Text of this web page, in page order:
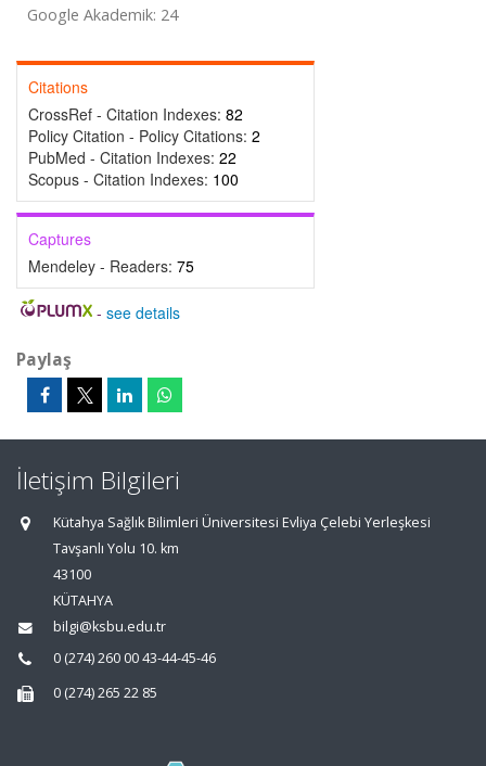
Google Akademik: 24
Citations
CrossRef - Citation Indexes: 82
Policy Citation - Policy Citations: 2
PubMed - Citation Indexes: 22
Scopus - Citation Indexes: 100
Captures
Mendeley - Readers: 75
- see details
Paylaş
İletişim Bilgileri
Kütahya Sağlık Bilimleri Üniversitesi Evliya Çelebi Yerleşkesi
Tavşanlı Yolu 10. km
43100
KÜTAHYA
bilgi@ksbu.edu.tr
0 (274) 260 00 43-44-45-46
0 (274) 265 22 85